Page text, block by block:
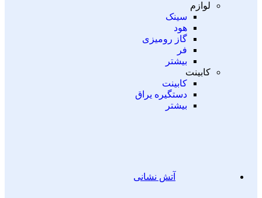
لوازم
سینک
هود
گاز رومیزی
فر
بیشتر
کابینت
کابینت
دستگیره یراق
بیشتر
آتش نشانی